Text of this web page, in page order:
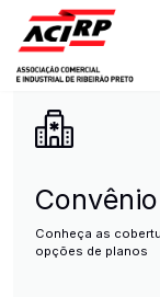
Pular para o
ACIRP -
Conheça as
opções de planos